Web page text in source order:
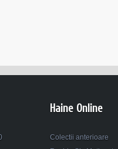
Haine Online
Colectii anterioare